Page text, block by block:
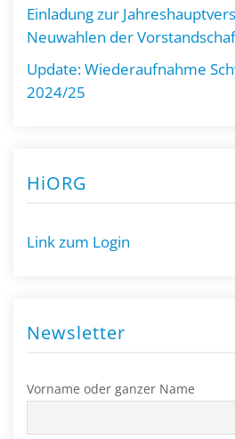
Einladung zur
Neuwahlen der
Update: Wiederaufnahme
2024/25
HiORG
Link zum Login
Newsletter
Vorname oder ganzer Name